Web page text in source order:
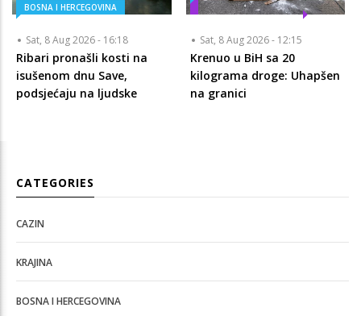
BOSNA I HERCEGOVINA
Sat, 8 Aug 2026 - 16:18
Ribari pronašli kosti na
isušenom dnu Save,
podsjećaju na ljudske
Sat, 8 Aug 2026 - 12:15
Krenuo u BiH sa 20
kilograma droge: Uhapšen
na granici
CATEGORIES
CAZIN
KRAJINA
BOSNA I HERCEGOVINA